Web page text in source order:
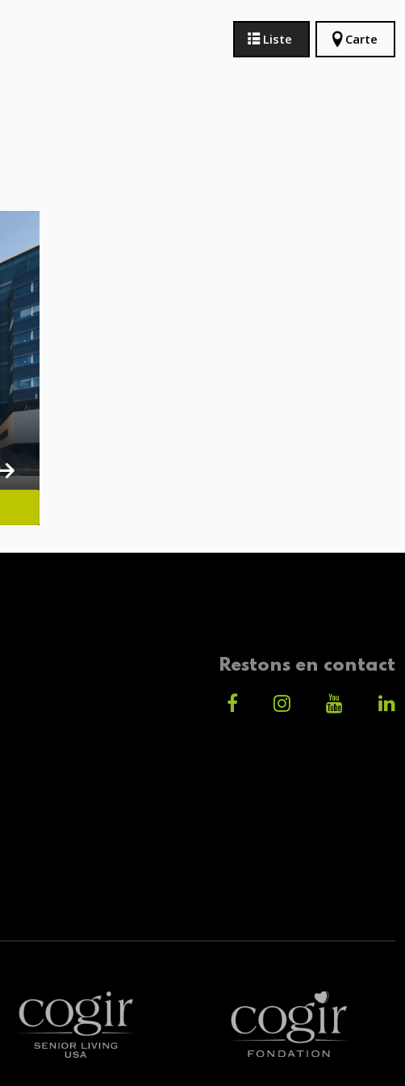
Liste Carte
Restons en contact